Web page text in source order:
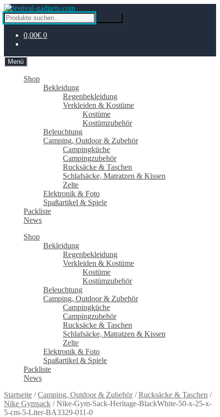
Zur
Navigation
springen
Zum
Inhalt
springen
Suche
nach:
0,00€ 0
Menü
Shop
Bekleidung
Regenbekleidung
Verkleiden & Kostüme
Kostüme
Kostümzubehör
Beleuchtung
Camping, Outdoor & Zubehör
Campingküche
Campingzubehör
Rucksäcke & Taschen
Schlafsäcke, Matratzen & Kissen
Zelte
Elektronik & Foto
Spaßartikel & Spiele
Packliste
News
Shop
Bekleidung
Regenbekleidung
Verkleiden & Kostüme
Kostüme
Kostümzubehör
Beleuchtung
Camping, Outdoor & Zubehör
Campingküche
Campingzubehör
Rucksäcke & Taschen
Schlafsäcke, Matratzen & Kissen
Zelte
Elektronik & Foto
Spaßartikel & Spiele
Packliste
News
Startseite /Camping, Outdoor & Zubehör/Rucksäcke & Taschen /
Nike Gymsack /Nike-Gym-Sack-Heritage-BlackWhite-50-x-25-x-
5-cm-5-Liter-BA3329-011-0